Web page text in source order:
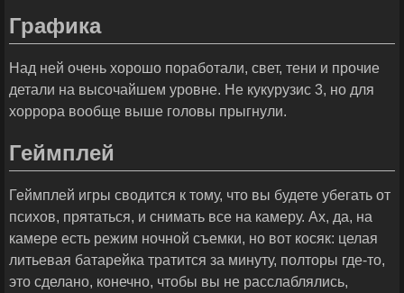
Графика
Над ней очень хорошо поработали, свет, тени и прочие
детали на высочайшем уровне. Не кукурузис 3, но для
хоррора вообще выше головы прыгнули.
Геймплей
Геймплей игры сводится к тому, что вы будете убегать от
психов, прятаться, и снимать все на камеру. Ах, да, на
камере есть режим ночной съемки, но вот косяк: целая
литьевая батарейка тратится за минуту, полторы где-то,
это сделано, конечно, чтобы вы не расслаблялись,